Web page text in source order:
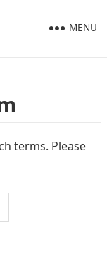
MENU
terms. Please